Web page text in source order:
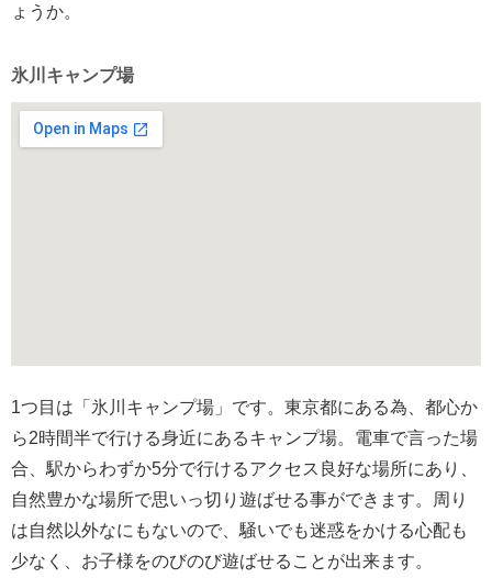
ょうか。
氷川キャンプ場
1つ目は「氷川キャンプ場」です。東京都にある為、都心か
ら2時間半で行ける身近にあるキャンプ場。電車で言った場
合、駅からわずか5分で行けるアクセス良好な場所にあり、
自然豊かな場所で思いっ切り遊ばせる事ができます。周り
は自然以外なにもないので、騒いでも迷惑をかける心配も
少なく、お子様をのびのび遊ばせることが出来ます。